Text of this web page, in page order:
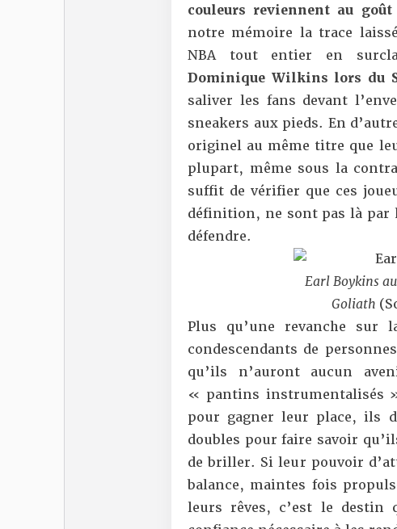
couleurs reviennent au
notre mémoire la trace
NBA tout entier en
Dominique Wilkins lors du
saliver les fans devant
sneakers aux pieds. En
originel au même titre que
plupart, même sous la
suffit de vérifier que ces
définition, ne sont pas là par
défendre.
Earl Boykins
Goliath
Plus qu’une revanche sur
condescendants de
qu’ils n’auront aucun
« pantins instrumentalisés
pour gagner leur place, ils
doubles pour faire savoir
de briller. Si leur pouvoir
balance, maintes fois
leurs rêves, c’est le destin